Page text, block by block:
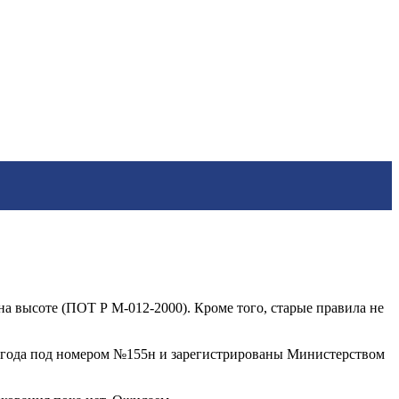
высоте (ПОТ Р М-012-2000). Кроме того, старые правила не
под номером №155н и зарегистрированы Министерством